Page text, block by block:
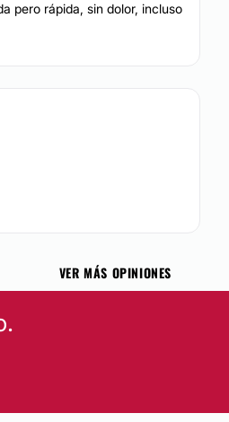
pero rápida, sin dolor, incluso
VER MÁS OPINIONES